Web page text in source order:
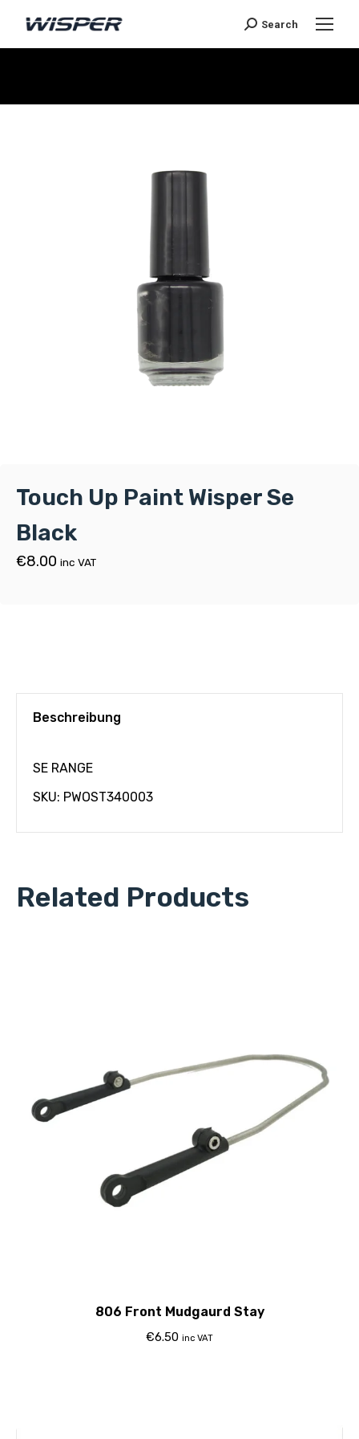
Search
Touch Up Paint Wisper Se
Black
€8.00 inc VAT
Beschreibung
SE RANGE
SKU: PWOST340003
Related Products
806 Front Mudgaurd Stay
€6.50 inc VAT